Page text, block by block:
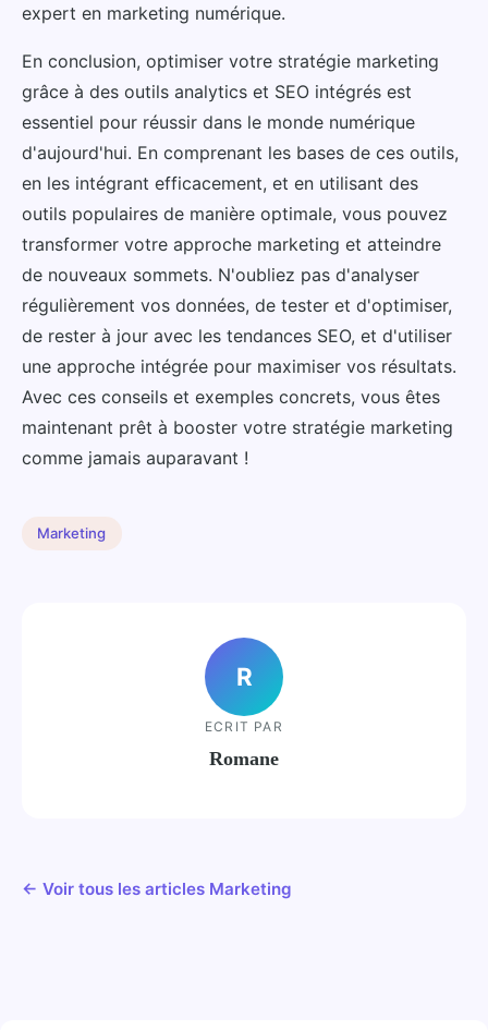
expert en marketing numérique.
En conclusion, optimiser votre stratégie marketing
grâce à des outils analytics et SEO intégrés est
essentiel pour réussir dans le monde numérique
d'aujourd'hui. En comprenant les bases de ces outils,
en les intégrant efficacement, et en utilisant des
outils populaires de manière optimale, vous pouvez
transformer votre approche marketing et atteindre
de nouveaux sommets. N'oubliez pas d'analyser
régulièrement vos données, de tester et d'optimiser,
de rester à jour avec les tendances SEO, et d'utiliser
une approche intégrée pour maximiser vos résultats.
Avec ces conseils et exemples concrets, vous êtes
maintenant prêt à booster votre stratégie marketing
comme jamais auparavant !
Marketing
R
ECRIT PAR
Romane
← Voir tous les articles Marketing